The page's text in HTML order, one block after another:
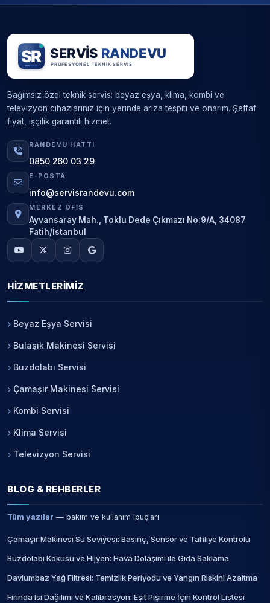
Bağımsız özel teknik servis: beyaz eşya, klima, kombi ve
televizyon cihazlarınız için yerinde arıza tespiti ve onarım. Şeffaf
fiyat, işçilik garantili hizmet.
RANDEVU HATTI
0850 260 03 29
E-POSTA
info@servisrandevu.com
MERKEZ OFIS
Ayvansaray Mah., Toklu Dede Çıkmazı No:9/A, 34087
Fatih/İstanbul
HIZMETLERIMIZ
Beyaz Eşya Servisi
Bulaşık Makinesi Servisi
Buzdolabı Servisi
Çamaşır Makinesi Servisi
Kombi Servisi
Klima Servisi
Televizyon Servisi
BLOG & REHBERLER
Tüm yazılar — bakım ve kullanım ipuçları
Çamaşır Makinesi Su Seviyesi: Basınç, Sensör ve Tahliye Kontrolü
Buzdolabı Kokusu ve Hijyen: Hava Dolaşımı ile Gıda Saklama
Davlumbaz Yağ Filtresi: Temizlik Periyodu ve Yangın Riskini Azaltma
Fırında Isı Dağılımı ve Kalibrasyon: Eşit Pişirme İçin Kontrol Listesi